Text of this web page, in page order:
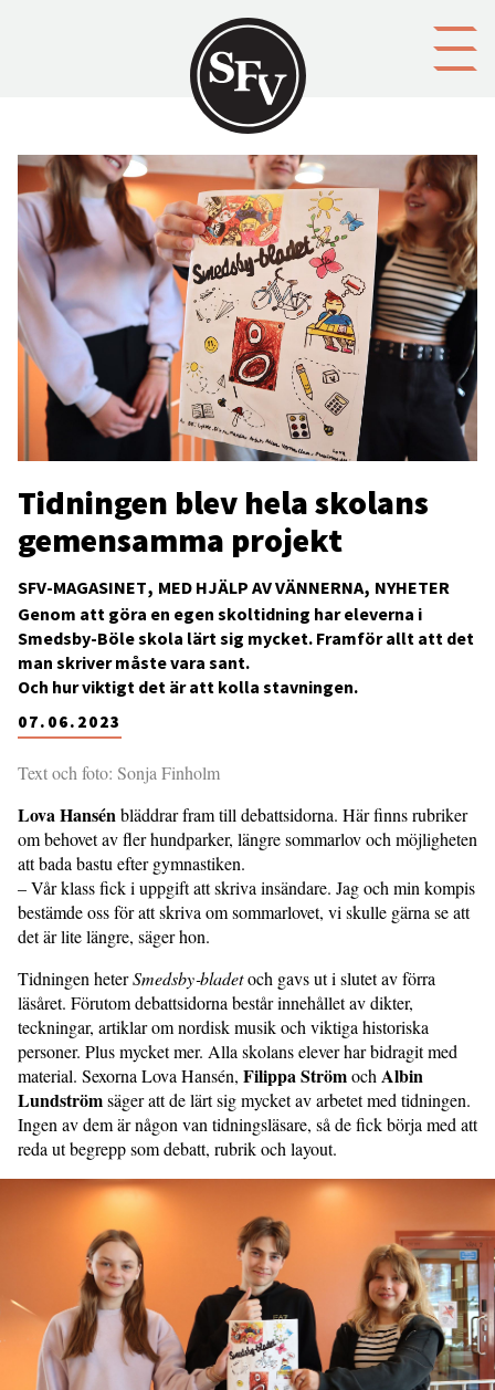
SFV-MAGASINET MED HJÄLP AV VÄNNERNA NYHETER
Tidningen blev hela skolans
gemensamma projekt
07.06.2023
Genom att göra en egen skoltidning har eleverna i
Smedsby-Böle skola lärt sig mycket. Framför allt att det
man skriver måste vara sant.
Och hur viktigt det är att kolla stavningen.
Text och foto: Sonja Finholm
Lova Hansénbläddrar fram till debattsidorna. Här finns rubriker
om behovet av fler hundparker, längre sommarlov och möjligheten
att bada bastu efter gymnastiken.
– Vår klass fick i uppgift att skriva insändare. Jag och min kompis
bestämde oss för att skriva om sommarlovet, vi skulle gärna se att
det är lite längre, säger hon.
Tidningen heterSmedsby‐bladetoch gavs ut i slutet av förra
läsåret. Förutom debattsidorna består innehållet av dikter,
teckningar, artiklar om nordisk musik och viktiga historiska
personer. Plus mycket mer. Alla skolans elever har bidragit med
material. Sexorna Lova Hansén, Filippa StrömochAlbin
Lundströmsäger att de lärt sig mycket av arbetet med tidningen.
Ingen av dem är någon van tidningsläsare, så de fick börja med att
reda ut begrepp som debatt, rubrik och layout.